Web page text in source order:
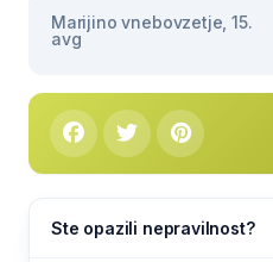
Marijino vnebovzetje, 15.
avg
Ste opazili nepravilnost?